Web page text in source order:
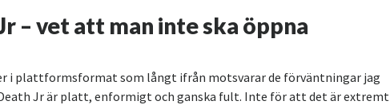
– vet att man inte ska öppna
i plattformsformat som långt ifrån motsvarar de förväntningar jag
Death Jr är platt, enformigt och ganska fult. Inte för att det är extremt